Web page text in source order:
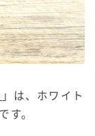
」は、ホワイト
す。